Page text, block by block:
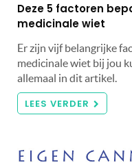
Deze 5 factoren
medicinale wiet
Er zijn vijf belangrijke
medicinale wiet bij jou
allemaal in dit artikel.
LEES VERDER